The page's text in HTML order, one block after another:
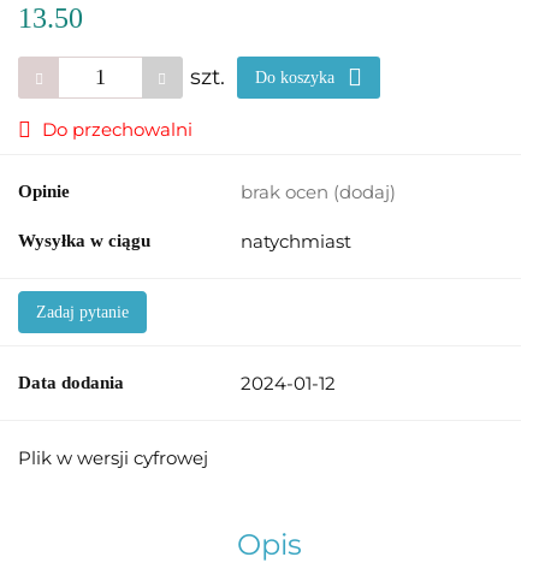
13.50
szt. Do koszyka
Do przechowalni
Opinie brak ocen (dodaj)
Wysyłka w ciągu natychmiast
Zadaj pytanie
Data dodania 2024-01-12
Plik w wersji cyfrowej
Opis